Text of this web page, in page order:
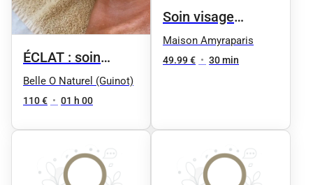
ÉCLAT : soin
Peeling
rénovateur de
sensibles : HYDRA
PEELING
Belle O Naturel (Guinot)
110 € • 01 h 00
Soin visage
Express - Éclat
Immédiat - Un
Maison Amyraparis
49.99 € • 30 min